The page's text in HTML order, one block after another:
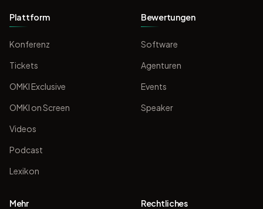
Plattform
Konferenz
Tickets
OMKI Exclusive
OMKI on Screen
Videos
Podcast
Lexikon
Bewertungen
Software
Agenturen
Events
Speaker
Mehr Rechtliches